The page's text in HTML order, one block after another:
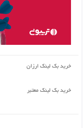
خرید بک لینک ارزان
خرید بک لینک معتبر